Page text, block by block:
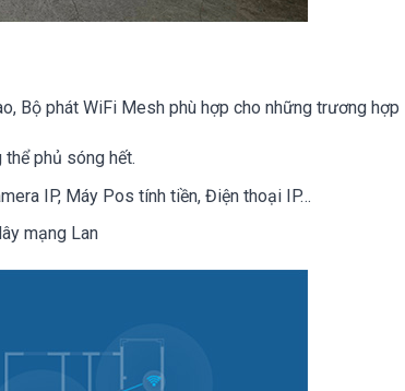
Bộ phát WiFi Mesh phù hợp cho những trương hợp
phủ sóng hết.
IP, Máy Pos tính tiền, Điện thoại IP…
mạng Lan